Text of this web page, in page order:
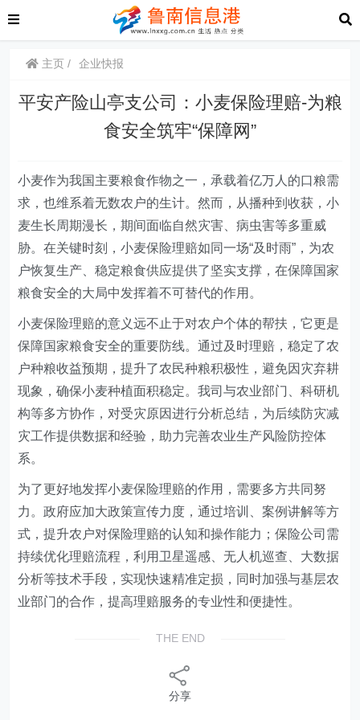
主页 企业快报
平安产险山亭支公司：小麦保险理赔-为粮
食安全筑牢“保障网”
小麦作为我国主要粮食作物之一，承载着亿万人的口粮需
求，也维系着无数农户的生计。然而，从播种到收获，小
麦生长周期漫长，期间面临自然灾害、病虫害等多重威
胁。在关键时刻，小麦保险理赔如同一场“及时雨” ，为农
户恢复生产、稳定粮食供应提供了坚实支撑，在保障国家
粮食安全的大局中发挥着不可替代的作用。
小麦保险理赔的意义远不止于对农户个体的帮扶，它更是
保障国家粮食安全的重要防线。通过及时理赔，稳定了农
户种粮收益预期，提升了农民种粮积极性，避免因灾弃耕
现象，确保小麦种植面积稳定。我司与农业部门、科研机
构等多方协作，对受灾原因进行分析总结，为后续防灾减
灾工作提供数据和经验，助力完善农业生产风险防控体
系。
为了更好地发挥小麦保险理赔的作用，需要多方共同努
力。政府应加大政策宣传力度，通过培训、案例讲解等方
式，提升农户对保险理赔的认知和操作能力；保险公司需
持续优化理赔流程，利用卫星遥感、无人机巡查、大数据
分析等技术手段，实现快速精准定损，同时加强与基层农
业部门的合作，提高理赔服务的专业性和便捷性。
THE END
分享